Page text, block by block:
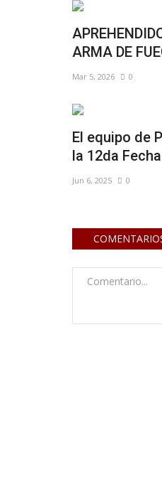
ARMA DE
Mar 5, 2026 0
El equipo de
la 12da
Jun 6, 2025 0